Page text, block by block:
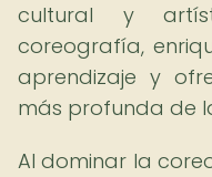
cultural y
coreografía,
aprendizaje y
más profunda de
Al dominar la